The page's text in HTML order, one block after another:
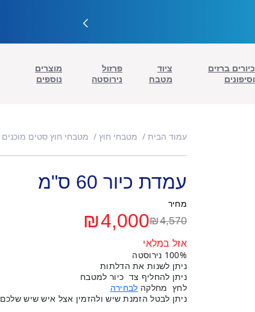
כיורים ברזים
וסיפונים
ציוד
מטבח
פרזול
נירוסטה
מוצרים
נוספים
עמוד הבית מטבחי חוץ מטבחי חוץ סטים מוכנים
עמדת כיור 60 ס"מ
מחיר
₪4,570
המחיר
המקורי
היה:
₪4,570.
₪4,000המחיר
הנוכחי
הוא:
₪4,000.
אזל במלאי
100% נירוסטה
ניתן לשנות את הדלתות
ניתן להחליף צד כיור למטבח
לחץ מחלקה לבחירה
ניתן לבטל הזמנת שיש ולהזמין אצל איש שיש שלכם